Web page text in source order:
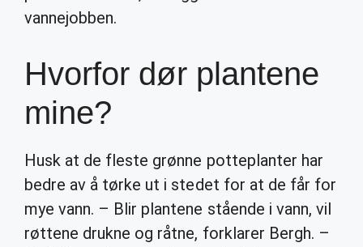
vannejobben.
Hvorfor dør plantene
mine?
Husk at de fleste grønne potteplanter har
bedre av å tørke ut i stedet for at de får for
mye vann. – Blir plantene stående i vann, vil
røttene drukne og råtne, forklarer Bergh. –